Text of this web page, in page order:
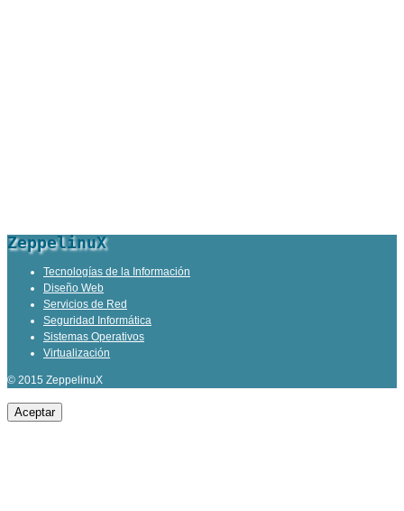
ZeppelinuX
Tecnologías de la Información
Diseño Web
Servicios de Red
Seguridad Informática
Sistemas Operativos
Virtualización
© 2015 ZeppelinuX
Aceptar